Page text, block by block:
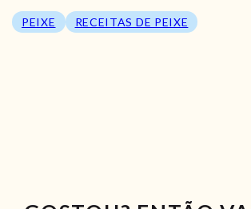
PEIXE RECEITAS DE PEIXE